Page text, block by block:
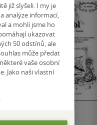
již slyšeli. I my je
analýze informací,
a mohli jsme ho
ukazovat
50 odstínů, ale
může předat
vaše osobní
Jako naši vlastní